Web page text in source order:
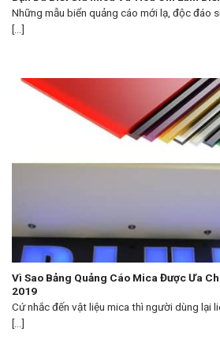
Những mẫu biển quảng cáo mới lạ, độc đáo
[...]
Vì Sao Bảng Quảng Cáo Mica Được Ưa
2019
Cứ nhắc đến vật liệu mica thì người dùng lại
[...]